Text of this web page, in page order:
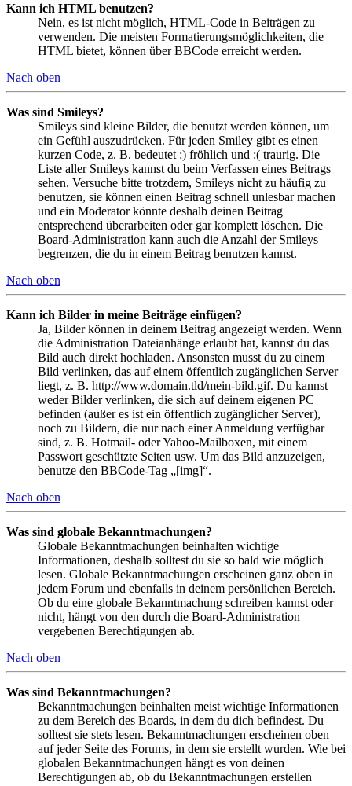
Kann ich HTML benutzen?
Nein, es ist nicht möglich, HTML-Code in Beiträgen zu
verwenden. Die meisten Formatierungsmöglichkeiten, die
HTML bietet, können über BBCode erreicht werden.
Nach oben
Was sind Smileys?
Smileys sind kleine Bilder, die benutzt werden können, um
ein Gefühl auszudrücken. Für jeden Smiley gibt es einen
kurzen Code, z. B. bedeutet :) fröhlich und :( traurig. Die
Liste aller Smileys kannst du beim Verfassen eines Beitrags
sehen. Versuche bitte trotzdem, Smileys nicht zu häufig zu
benutzen, sie können einen Beitrag schnell unlesbar machen
und ein Moderator könnte deshalb deinen Beitrag
entsprechend überarbeiten oder gar komplett löschen. Die
Board-Administration kann auch die Anzahl der Smileys
begrenzen, die du in einem Beitrag benutzen kannst.
Nach oben
Kann ich Bilder in meine Beiträge einfügen?
Ja, Bilder können in deinem Beitrag angezeigt werden. Wenn
die Administration Dateianhänge erlaubt hat, kannst du das
Bild auch direkt hochladen. Ansonsten musst du zu einem
Bild verlinken, das auf einem öffentlich zugänglichen Server
liegt, z. B. http://www.domain.tld/mein-bild.gif. Du kannst
weder Bilder verlinken, die sich auf deinem eigenen PC
befinden (außer es ist ein öffentlich zugänglicher Server),
noch zu Bildern, die nur nach einer Anmeldung verfügbar
sind, z. B. Hotmail- oder Yahoo-Mailboxen, mit einem
Passwort geschützte Seiten usw. Um das Bild anzuzeigen,
benutze den BBCode-Tag „[img]“.
Nach oben
Was sind globale Bekanntmachungen?
Globale Bekanntmachungen beinhalten wichtige
Informationen, deshalb solltest du sie so bald wie möglich
lesen. Globale Bekanntmachungen erscheinen ganz oben in
jedem Forum und ebenfalls in deinem persönlichen Bereich.
Ob du eine globale Bekanntmachung schreiben kannst oder
nicht, hängt von den durch die Board-Administration
vergebenen Berechtigungen ab.
Nach oben
Was sind Bekanntmachungen?
Bekanntmachungen beinhalten meist wichtige Informationen
zu dem Bereich des Boards, in dem du dich befindest. Du
solltest sie stets lesen. Bekanntmachungen erscheinen oben
auf jeder Seite des Forums, in dem sie erstellt wurden. Wie bei
globalen Bekanntmachungen hängt es von deinen
Berechtigungen ab, ob du Bekanntmachungen erstellen